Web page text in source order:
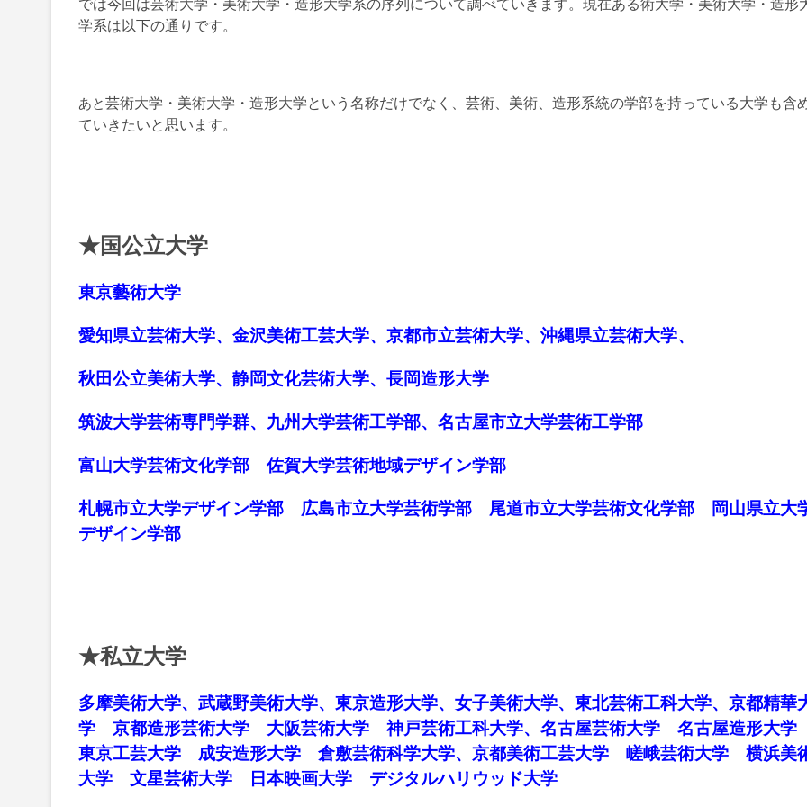
学系は以下の通りです。
あと芸術大学・美術大学・造形大学という名称だけでなく、芸術、美術、造形系統の学部を持っている大学も含
ていきたいと思います。
★国公立大学
東京藝術大学
愛知県立芸術大学、金沢美術工芸大学、京都市立芸術大学、沖縄県立芸術大学、
秋田公立美術大学、静岡文化芸術大学、長岡造形大学
筑波大学芸術専門学群、九州大学芸術工学部、名古屋市立大学芸術工学部
富山大学芸術文化学部 佐賀大学芸術地域デザイン学部
札幌市立大学デザイン学部 広島市立大学芸術学部 尾道市立大学芸術文化学部 岡山県立大
デザイン学部
★私立大学
多摩美術大学、武蔵野美術大学、東京造形大学、女子美術大学、東北芸術工科大学、京都精華
学 京都造形芸術大学 大阪芸術大学 神戸芸術工科大学、名古屋芸術大学 名古屋造形大学
東京工芸大学 成安造形大学 倉敷芸術科学大学、京都美術工芸大学 嵯峨芸術大学 横浜美
大学 文星芸術大学 日本映画大学 デジタルハリウッド大学